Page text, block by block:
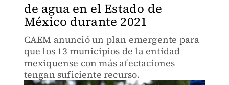
de agua en el Estado de
México durante 2021
CAEM anunció un plan emergente para
que los 13 municipios de la entidad
mexiquense con más afectaciones
tengan suficiente recurso.